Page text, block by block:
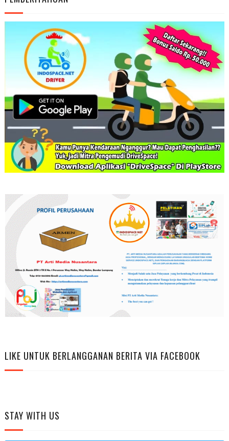
LIKE UNTUK BERLANGGANAN BERITA VIA FACEBOOK
STAY WITH US